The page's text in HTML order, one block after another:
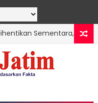
Sementara, DLH